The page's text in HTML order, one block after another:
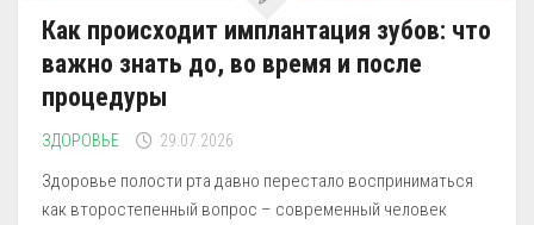
Как происходит имплантация зубов: что
важно знать до, во время и после
процедуры
ЗДОРОВЬЕ 29.07.2026
Здоровье полости рта давно перестало восприниматься
как второстепенный вопрос – современный человек